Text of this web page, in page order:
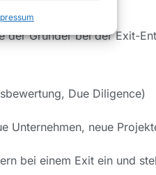
den Exit?
der Gründer bei der Exit-
Due Diligence)
Unternehmen, neue
bei einem Exit ein und